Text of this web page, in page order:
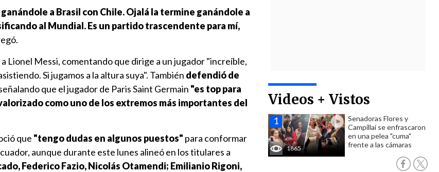
Videos + Vistos
1865
Senadoras Flores y
Campillai se enfrascaron
en una pelea "cuma"
frente a las cámaras
a Brasil con Chile. Ojalá la termine ganándole a
al Mundial. Es un partido trascendente para mí,
a Lionel Messi, comentando que dirige a un jugador "increíble,
Si jugamos a la altura suya". También defendió de
que el jugador de Paris Saint Germain "es top para
como uno de los extremos más importantes del
que "tengo dudas en algunos puestos" para conformar
aunque durante este lunes alineó en los titulares a
Federico Fazio, Nicolás Otamendi; Emilianio Rigoni,